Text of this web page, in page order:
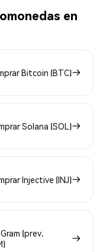
en
Bitcoin (BTC)
Solana (SOL)
Injective (INJ)
(prev.